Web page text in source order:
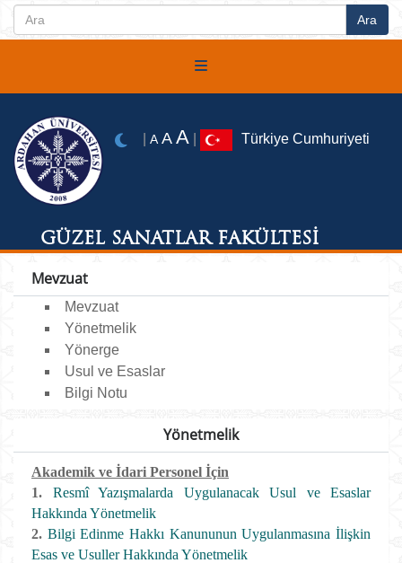
GÜZEL SANATLAR FAKÜLTESİ
A A A Türkiye Cumhuriyeti
Mevzuat
Mevzuat
Yönetmelik
Yönerge
Usul ve Esaslar
Bilgi Notu
Yönetmelik
Akademik ve İdari Personel İçin
1. Resmî Yazışmalarda Uygulanacak Usul ve Esaslar
Hakkında Yönetmelik
2. Bilgi Edinme Hakkı Kanununun Uygulanmasına İlişkin
Esas ve Usuller Hakkında Yönetmelik